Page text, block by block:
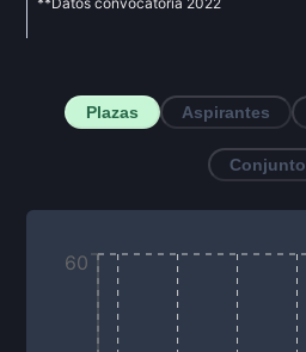
Plazas Aspirantes
Conjunto
60